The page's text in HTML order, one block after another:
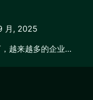
月, 2025
越来越多的企业…